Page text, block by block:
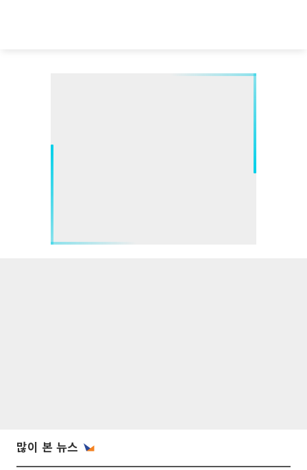
많이 본 뉴스